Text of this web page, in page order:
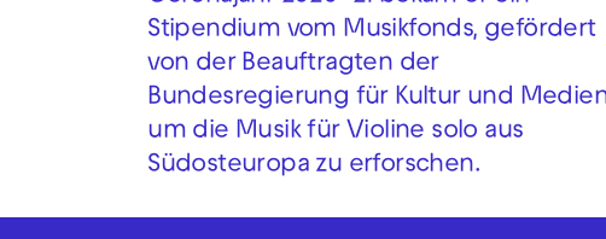
Stipendium vom Musikfonds, gefördert
von der Beauftragten der
Bundesregierung für Kultur und
um die Musik für Violine solo aus
Südosteuropa zu erforschen.